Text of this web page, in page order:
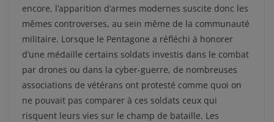
encore, l’apparition d’armes modernes suscite donc les
mêmes controverses, au sein même de la communauté
militaire. Lorsque le Pentagone a réfléchi à honorer
d’une médaille certains soldats investis dans le combat
par drones ou dans la cyber-guerre, de nombreuses
associations de vétérans ont protesté comme quoi on
ne pouvait pas comparer à ces soldats ceux qui
risquent leurs vies sur le champ de bataille. Les